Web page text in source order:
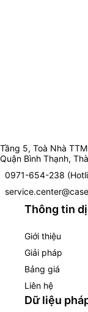
Tầng 5, Toà Nhà
Quận Bình Thạnh,
0971-654-238
Thông tin
Giới thiệu
Giải pháp
Bảng giá
Liên hệ
Dữ liệu